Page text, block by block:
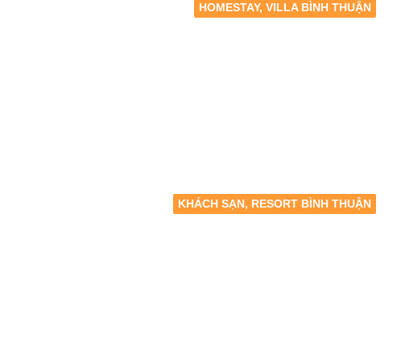
HOMESTAY, VILLA BÌNH THUẬN
KHÁCH SẠN, RESORT BÌNH THUẬN